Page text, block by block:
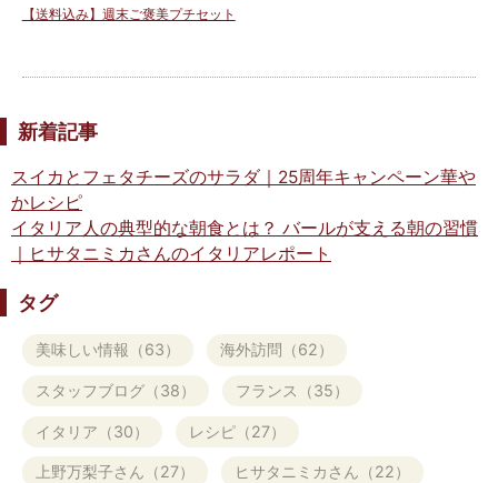
【送料込み】週末ご褒美プチセット
新着記事
スイカとフェタチーズのサラダ｜25周年キャンペーン華や
かレシピ
イタリア人の典型的な朝食とは？ バールが支える朝の習慣
｜ヒサタニミカさんのイタリアレポート
タグ
美味しい情報（63） 海外訪問（62）
スタッフブログ（38） フランス（35）
イタリア（30） レシピ（27）
上野万梨子さん（27） ヒサタニミカさん（22）